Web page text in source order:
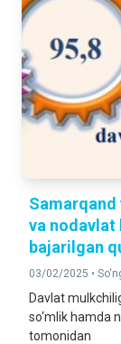
va nodavlat
bajarilgan
03/02/2025 •
Davlat
so‘mlik hamda
tomonidan